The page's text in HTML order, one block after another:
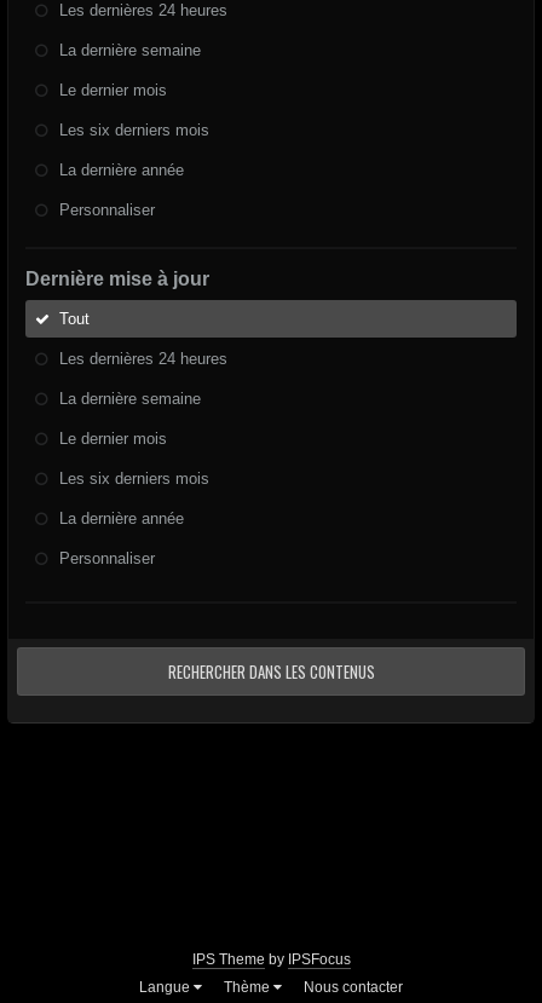
Les dernières 24 heures
La dernière semaine
Le dernier mois
Les six derniers mois
La dernière année
Personnaliser
Dernière mise à jour
Tout
Les dernières 24 heures
La dernière semaine
Le dernier mois
Les six derniers mois
La dernière année
Personnaliser
RECHERCHER DANS LES CONTENUS
IPS Theme by IPSFocus
Langue
Thème Nous contacter